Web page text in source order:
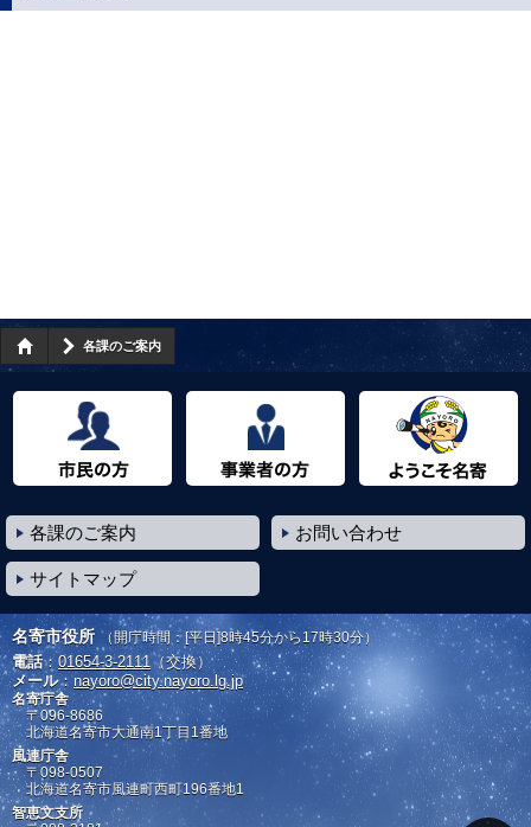
各課のご案内
各課のご案内 お問い合わせ
サイトマップ
名寄市役所 （開庁時間：[平日]8時45分から17時30分）
電話：01654-3-2111 （交換）
メール： nayoro@city.nayoro.lg.jp
名寄庁舎
〒096-8686
北海道名寄市大通南1丁目1番地
風連庁舎
〒098-0507
北海道名寄市風連町西町196番地1
智恵文支所